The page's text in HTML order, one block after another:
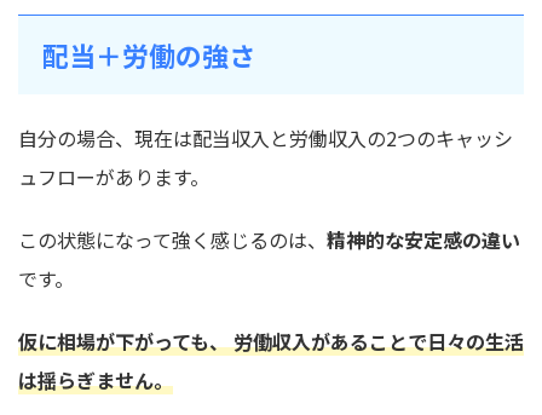
配当＋労働の強さ
自分の場合、現在は配当収入と労働収入の2つのキャッシ
ュフローがあります。
この状態になって強く感じるのは、 精神的な安定感の違い
です。
仮に相場が下がっても、 労働収入があることで日々の生活
は揺らぎません。